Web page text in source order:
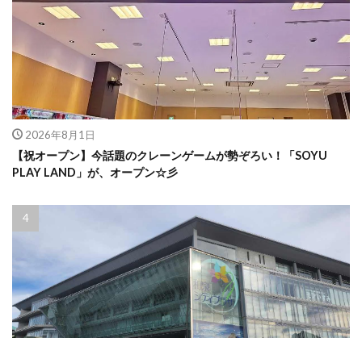
2026年8月1日
【祝オープン】今話題のクレーンゲームが勢ぞろい！「SOYU
PLAY LAND」が、オープン☆彡